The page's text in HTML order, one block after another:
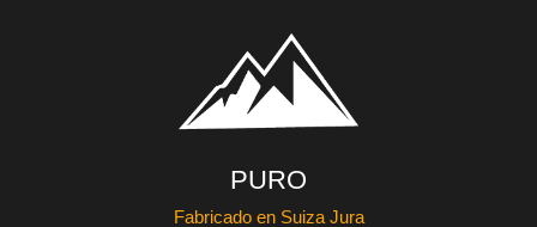
PURO
Fabricado en Suiza Jura